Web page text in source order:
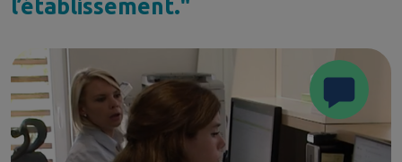
l’établissement."